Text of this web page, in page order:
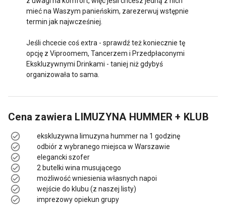
mieć na Waszym panieńskim, zarezerwuj wstępnie
termin jak najwcześniej.
Jeśli chcecie coś extra - sprawdź też koniecznie tę
opcję z Viproomem, Tancerzem i Przedpłaconymi
Ekskluzywnymi Drinkami - taniej niż gdybyś
organizowała to sama.
Cena zawiera LIMUZYNA HUMMER + KLUB
ekskluzywna limuzyna hummer na 1 godzinę
odbiór z wybranego miejsca w Warszawie
elegancki szofer
2 butelki wina musującego
możliwość wniesienia własnych napoi
wejście do klubu (z naszej listy)
imprezowy opiekun grupy